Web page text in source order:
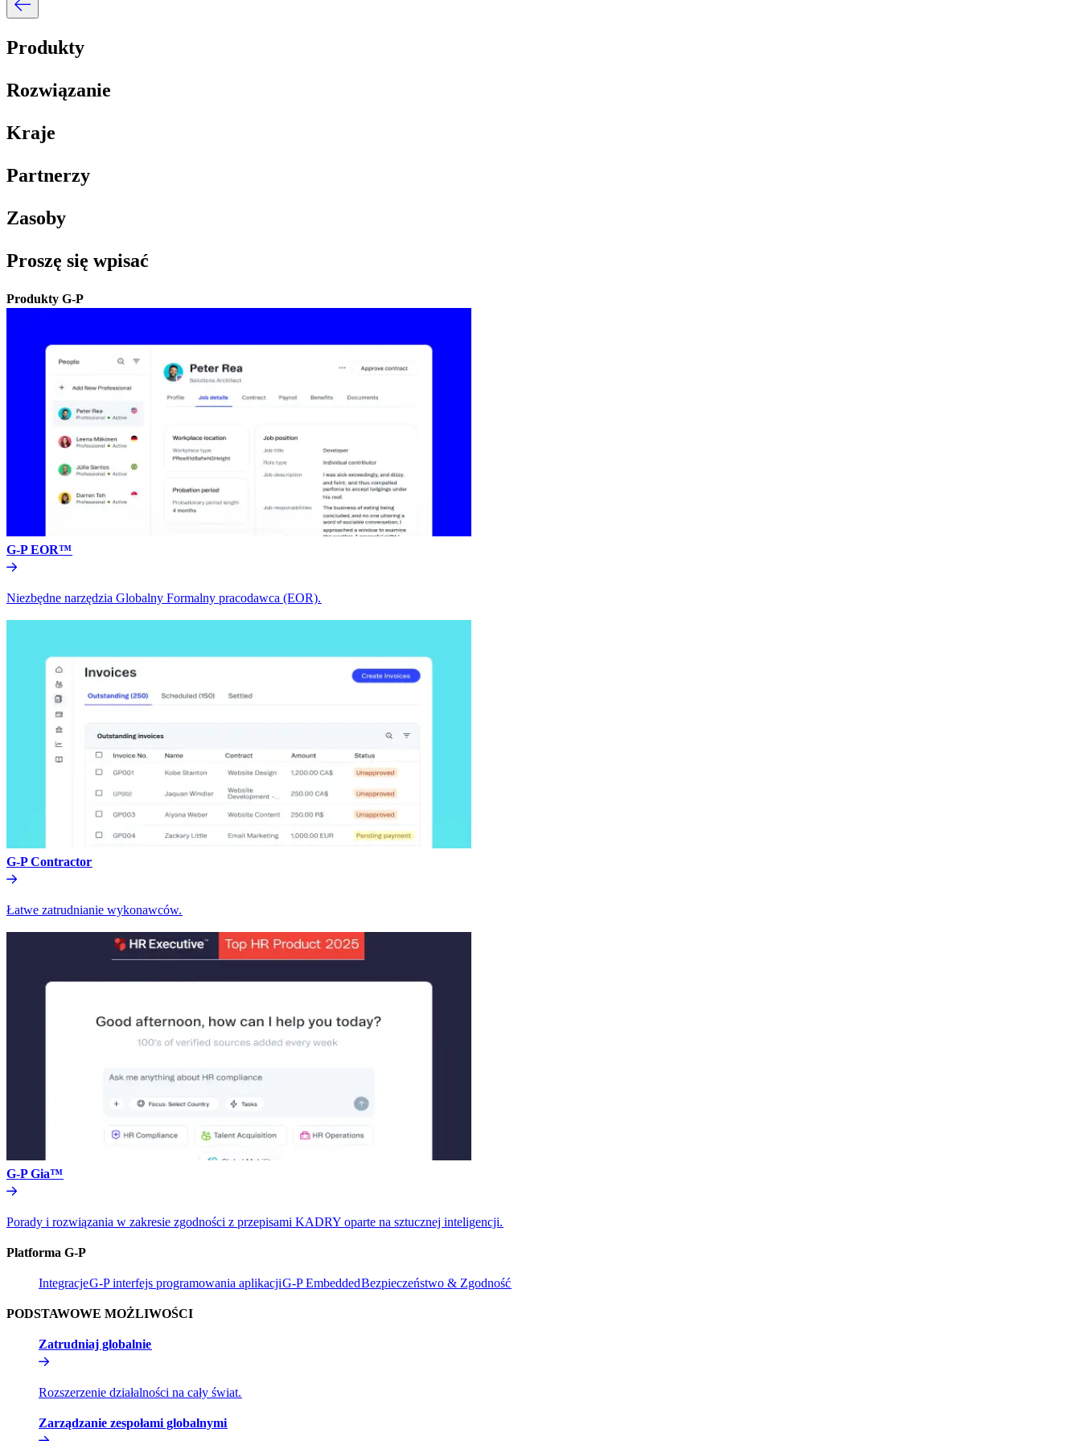
Produkty​​
Rozwiązanie​​
Kraje​​
Partnerzy​​
Zasoby​​
Proszę się wpisać​​
Produkty G-P​​
G-P EOR™​​
Niezbędne narzędzia Globalny Formalny pracodawca (EOR).​​
G-P Contractor​​
Łatwe zatrudnianie wykonawców.​​
G-P Gia™​​
Porady i rozwiązania w zakresie zgodności z przepisami KADRY oparte na sztucznej inteligencji.​​
Platforma G-P​​
Integracje​​G-P interfejs programowania aplikacji​​G-P Embedded​​Bezpieczeństwo & Zgodność​​
PODSTAWOWE MOŻLIWOŚCI​​
Zatrudniaj globalnie​​
Rozszerzenie działalności na cały świat.​​
Zarządzanie zespołami globalnymi​​